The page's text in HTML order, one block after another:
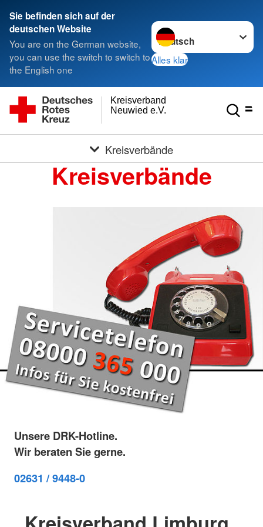
Sie befinden sich auf der
deutschen Website
You are on the German website,
you can use the switch to switch to
the English one
Sprache wechseln zu
Alles klar
Neuwied e.V.
Kreisverband
Kreisverbände
Kreisverbände
Unsere DRK-Hotline.
Wir beraten Sie gerne.
02631 / 9448-0